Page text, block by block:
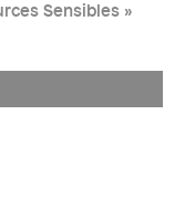
Sensibles »